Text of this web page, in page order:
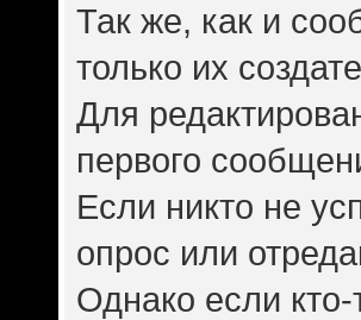
Так же, как и
только их
Для
первого
Если никто не
опрос или
Однако если